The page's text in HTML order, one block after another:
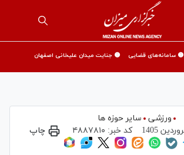
🟡 سامانه‌های قضایی 🟡 جنایت میدان علیخانی اصفهان
ورزشی
سایر حوزه ها
کد خبر: ۴۸۸۷۸۱۰ چاپ